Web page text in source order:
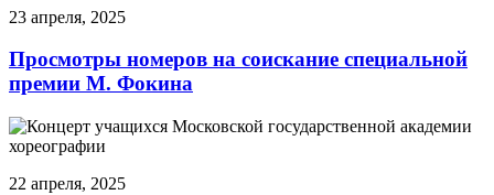
23 апреля, 2025
Просмотры номеров на соискание специальной
премии М. Фокина
22 апреля, 2025